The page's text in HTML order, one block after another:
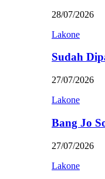
28/07/2026
Lakone
Sudah
27/07/2026
Lakone
Bang Jo
27/07/2026
Lakone